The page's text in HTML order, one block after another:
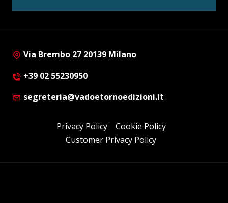
Via Brembo 27 20139 Milano
+39 02 55230950
segreteria@vadoetornoedizioni.it
Privacy Policy
Cookie Policy
Customer Privacy Policy